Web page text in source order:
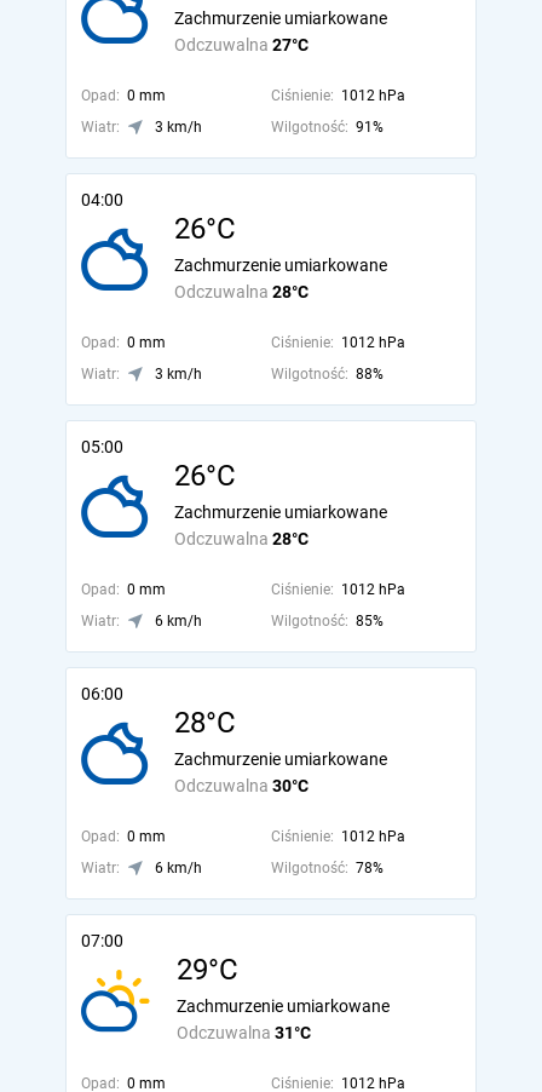
Odczuwalna 27°C
Zachmurzenie umiarkowane
Opad: 0 mm Ciśnienie: 1012 hPa
Wiatr:
3 km/h Wilgotność: 91%
04:00
26°C
Odczuwalna 28°C
Zachmurzenie umiarkowane
Opad: 0 mm Ciśnienie: 1012 hPa
Wiatr:
3 km/h Wilgotność: 88%
05:00
26°C
Odczuwalna 28°C
Zachmurzenie umiarkowane
Opad: 0 mm Ciśnienie: 1012 hPa
Wiatr:
6 km/h Wilgotność: 85%
06:00
28°C
Odczuwalna 30°C
Zachmurzenie umiarkowane
Opad: 0 mm Ciśnienie: 1012 hPa
Wiatr:
6 km/h Wilgotność: 78%
07:00
29°C
Odczuwalna 31°C
Zachmurzenie umiarkowane
Opad: 0 mm Ciśnienie: 1012 hPa